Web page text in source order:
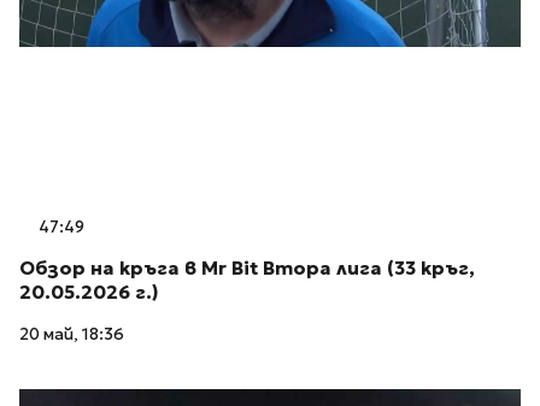
47:49
Обзор на кръга в Mr Bit Втора лига (33 кръг,
20.05.2026 г.)
20 май, 18:36